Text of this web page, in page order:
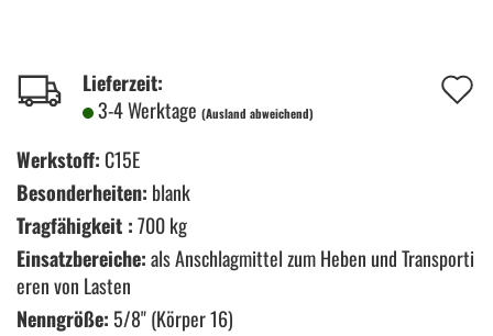
Lieferzeit:
3-4 Werktage (Ausland abweichend)
Werkstoff:C15E
Besonderheiten: blank
Tragfähigkeit :700 kg
Einsatzbereiche:als Anschlagmittel zum Heben und Transporti
eren von Lasten
Nenngröße:5/8" (Körper 16)